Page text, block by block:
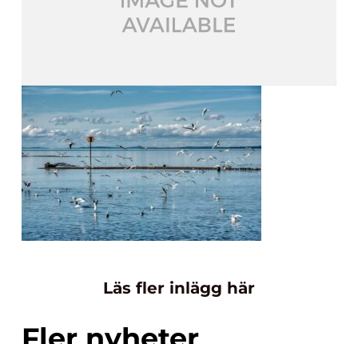
Läs fler inlägg här